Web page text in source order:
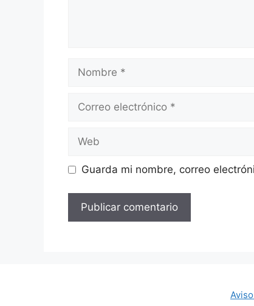
Nombre
Correo
Web
Guarda mi nombre, correo